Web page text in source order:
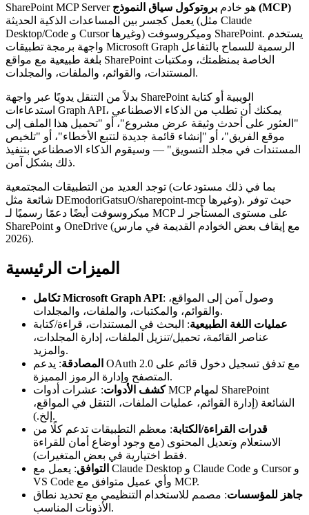
SharePoint MCP Server هو خادم بروتوكول سياق النموذج (MCP)
يعمل كجسر بين المساعدات الذكية الحديثة (مثل Claude
Desktop/Code و Cursor وغيرها) وميكروسوفت SharePoint. يستخدم
واجهة برمجة تطبيقات Microsoft Graph الرسمية للسماح بالتفاعل
بلغة طبيعية مع مواقع SharePoint الخاصة بمنظمتك، ومكتبات
المستندات، والقوائم، والملفات، والمجلدات.
بدلاً من التنقل يدويًا عبر واجهة SharePoint الويبية أو كتابة
استدعاءات Graph API، يمكنك أن تطلب من الذكاء الاصطناعي
"العثور على أحدث وثيقة عرض مشروع"، أو "تحميل هذا الملف إلى
موقع الفريق"، أو "إنشاء قائمة جديدة لتتبع الأخطاء"، أو "تلخيص
المستندات في مجلد التسويق" — وسيقوم الذكاء الاصطناعي بتنفيذ
ذلك بشكل آمن.
توجد العديد من التطبيقات المجتمعية (بما في ذلك مستودعات
شائعة مثل DEmodoriGatsuO/sharepoint-mcp وغيرها)، حيث توفر
ميكروسوفت أيضًا دعمًا رسميًا لـ MCP على مستوى المستأجر لـ
SharePoint و OneDrive (مع إيقاف بعض الخوادم القديمة في مارس
2026).
الميزات الرئيسية
تكامل Microsoft Graph API: وصول آمن إلى المواقع،
والقوائم، والمكتبات، والملفات، والمجلدات.
عمليات اللغة الطبيعية: البحث في المستندات، قراءة/كتابة
عناصر القائمة، تحميل/تنزيل الملفات، إدارة المجلدات،
والمزيد.
المصادقة: يدعم OAuth 2.0 مع تدفق تسجيل دخول قائم على
المتصفح وإدارة الرموز المميزة.
كشف الأدوات: عشرات أدوات MCP لمهام SharePoint
الشائعة (إدارة القوائم، عمليات الملفات، التنقل في المواقع،
إلخ.).
قدرات القراءة/الكتابة: معظم التطبيقات تدعم كلًا من
الاستعلام وتعديل المحتوى (مع وجود أوضاع أمان للقراءة
فقط اختيارية في بعض المتغيرات).
التوافق: يعمل مع Claude Desktop و Claude Code و Cursor و
VS Code وأي عميل متوافق مع MCP.
جاهز للمؤسسات: مصمم للاستخدام التنظيمي مع تحديد نطاق
الأذونات المناسب.